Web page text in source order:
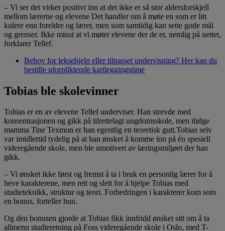
– Vi ser det virker positivt inn at det ikke er så stor aldersforskjell
mellom lærerne og elevene Det handler om å møte en som er litt
kulere enn foreldre og lærer, men som samtidig kan sette gode mål
og grenser. Ikke minst at vi møter elevene der de er, nemlig på nettet,
forklarer Tellef.
Behov for leksehjelp eller tilpasset undervisning? Her kan du
bestille uforpliktende kartleggingstime
Tobias ble skolevinner
Tobias er en av elevene Tellef underviser. Han strevde med
konsentrasjonen og gikk på tilrettelagt ungdomsskole, men ifølge
mamma Tine Texmon er han egentlig en teoretisk gutt.Tobias selv
var imidlertid tydelig på at han ønsket å komme inn på én spesiell
videregående skole, men ble umotivert av læringsmiljøet der han
gikk.
– Vi ønsket ikke først og fremst å ta i bruk en personlig lærer for å
heve karakterene, men rett og slett for å hjelpe Tobias med
studieteknikk, struktur og teori. Forbedringen i karakterer kom som
en bonus, forteller hun.
Og den bonusen gjorde at Tobias fikk innfridd ønsket sitt om å ta
allmenn studieretning på Foss videregående skole i Oslo, med T-